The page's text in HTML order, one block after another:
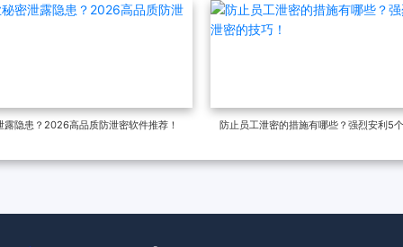
数据安全
隐患？2026高品质防泄密软件推荐！ 防止员工泄密的措施有哪些？强烈安利5